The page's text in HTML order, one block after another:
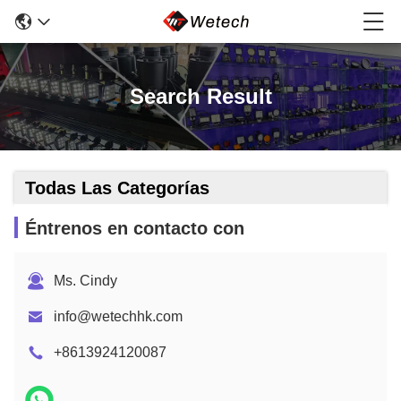
Search Result
Todas Las Categorías
Éntrenos en contacto con
Ms. Cindy
info@wetechhk.com
+8613924120087